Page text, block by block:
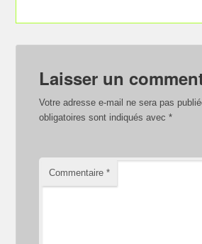
Laisser un
Votre adresse e-mail ne sera pas
obligatoires sont indiqués avec*
Commentaire*